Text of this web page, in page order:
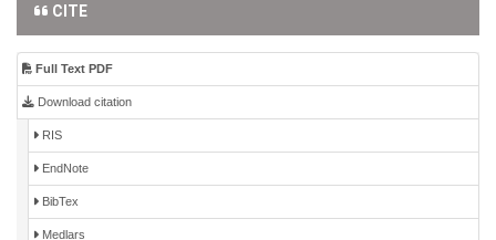
CITE
Full Text PDF
Download citation
RIS
EndNote
BibTex
Medlars